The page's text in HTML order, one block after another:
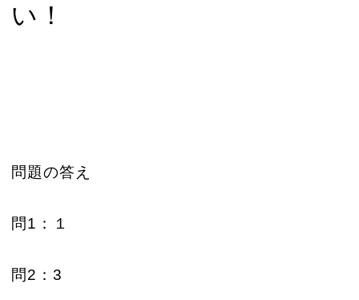
い！
問題の答え
問1：１
問2：3